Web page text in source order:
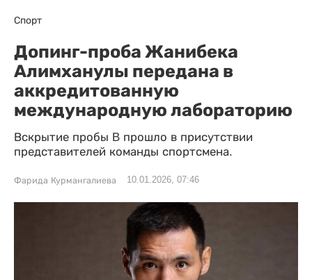
Спорт
Допинг-проба Жанибека
Алимханулы передана в
аккредитованную
международную лабораторию
Вскрытие пробы B прошло в присутствии
представителей команды спортсмена.
Фарида Курмангалиева 10.01.2026, 07:46